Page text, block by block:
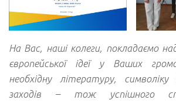
На Вас, наші колеги, покладаємо
європейської ідеї у Ваших
необхідну літературу,
заходів – тож успішного